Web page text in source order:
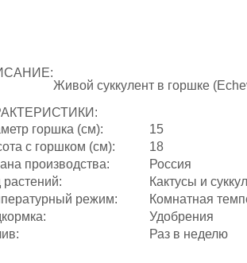
Живой суккулент в горшке
горшка (см):
15
с горшком (см):
18
производства:
Россия
растений:
Кактусы и
режим:
Комнатная
Удобрения
Раз в неделю